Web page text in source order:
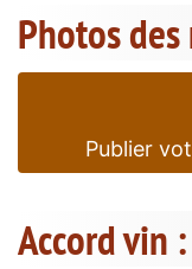
Photos
Publier
Accord vin